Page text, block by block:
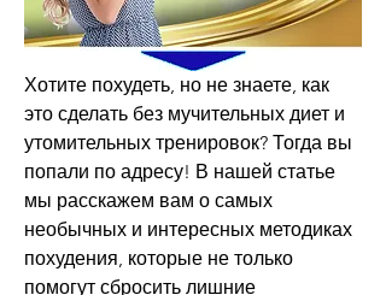
Хотите похудеть, но не знаете, как
это сделать без мучительных диет и
утомительных тренировок? Тогда вы
попали по адресу! В нашей статье
мы расскажем вам о самых
необычных и интересных методиках
похудения, которые не только
помогут сбросить лишние